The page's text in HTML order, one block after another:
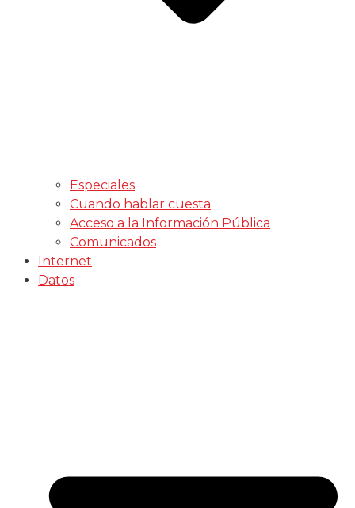
Especiales
Cuando hablar cuesta
Acceso a la Información Pública
Comunicados
Internet
Datos